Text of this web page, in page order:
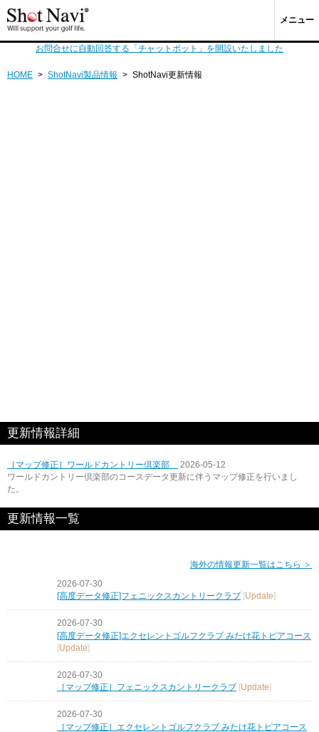
メニュー
お問合せに自動回答する「チャットボット」を開設いたしました
HOME > ShotNavi製品情報 > ShotNavi更新情報
更新情報詳細
［マップ修正］ワールドカントリー倶楽部
2026-05-12
ワールドカントリー倶楽部のコースデータ更新に伴うマップ修正を行いまし
た。
更新情報一覧
海外の情報更新一覧はこちら ＞
2026-07-30
[高度データ修正]フェニックスカントリークラブ
Update
2026-07-30
[高度データ修正]エクセレントゴルフクラブ みたけ花トピアコース
[Update]
2026-07-30
［マップ修正］フェニックスカントリークラブ [Update]
2026-07-30
［マップ修正］エクセレントゴルフクラブ みたけ花トピアコース